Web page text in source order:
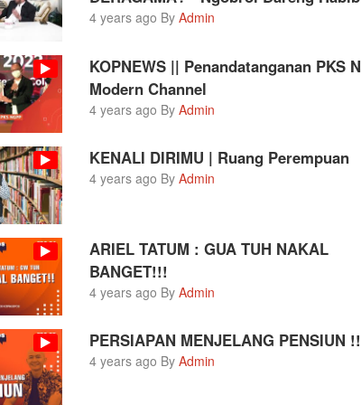
4 years ago ByAdmin
KOPNEWS || Penandatanganan PKS
Modern Channel
4 years ago ByAdmin
KENALI DIRIMU | Ruang Perempuan
4 years ago ByAdmin
ARIEL TATUM : GUA TUH NAKAL
BANGET!!!
4 years ago ByAdmin
PERSIAPAN MENJELANG PENSIUN
4 years ago ByAdmin